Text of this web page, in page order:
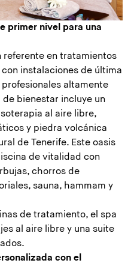
primer nivel para una
referente en tratamientos
instalaciones de última
altamente
bienestar incluye un
al aire libre,
y piedra volcánica
de Tenerife. Este oasis
de vitalidad con
chorros de
sauna, hammam y
de tratamiento, el spa
al aire libre y una suite
con el